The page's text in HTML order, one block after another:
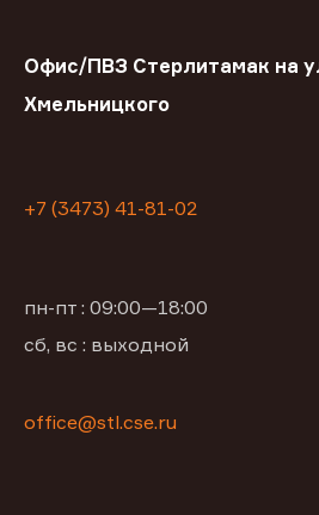
Офис/ПВЗ Стерлитамак на
Хмельницкого
+7 (3473) 41-81-02
пн-пт : 09:00—18:00
сб, вс : выходной
office@stl.cse.ru